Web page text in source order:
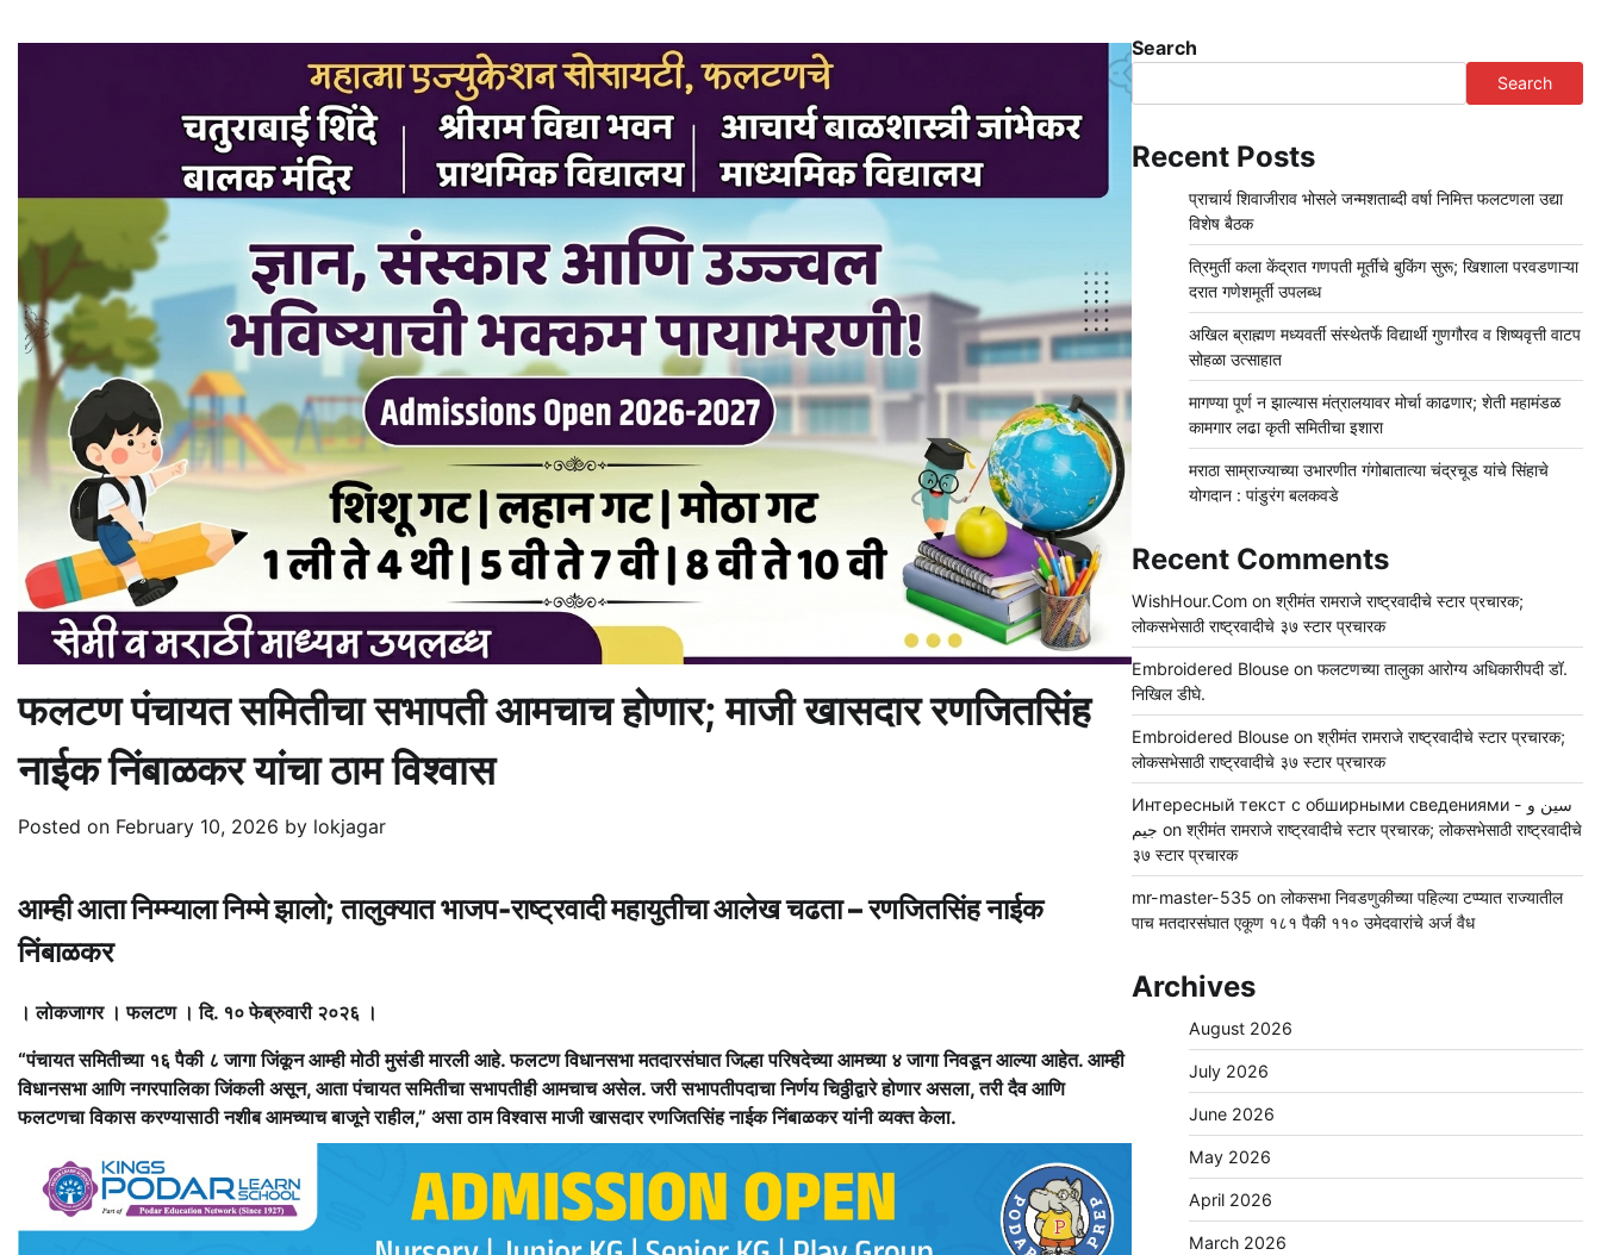
फलटण पंचायत समितीचा सभापती आमचाच होणार; माजी खासदार रणजितसिंह
नाईक निंबाळकर यांचा ठाम विश्वास
Posted on February 10, 2026 by lokjagar
आम्ही आता निम्म्याला निम्मे झालो; तालुक्यात भाजप-राष्ट्रवादी महायुतीचा आलेख चढता – रणजितसिंह नाईक
निंबाळकर
। लोकजागर । फलटण । दि. १० फेब्रुवारी २०२६ ।
“पंचायत समितीच्या १६ पैकी ८ जागा जिंकून आम्ही मोठी मुसंडी मारली आहे. फलटण विधानसभा मतदारसंघात जिल्हा परिषदेच्या आमच्या ४ जागा निवडून आल्या आहेत. आम्ही
विधानसभा आणि नगरपालिका जिंकली असून, आता पंचायत समितीचा सभापतीही आमचाच असेल. जरी सभापतीपदाचा निर्णय चिठ्ठीद्वारे होणार असला, तरी दैव आणि
फलटणचा विकास करण्यासाठी नशीब आमच्याच बाजूने राहील,” असा ठाम विश्वास माजी खासदार रणजितसिंह नाईक निंबाळकर यांनी व्यक्त केला.
Search
Search
Recent Posts
प्राचार्य शिवाजीराव भोसले जन्मशताब्दी वर्षा निमित्त फलटणला उद्या
विशेष बैठक
त्रिमुर्ती कला केंद्रात गणपती मूर्तींचे बुकिंग सुरू; खिशाला परवडणाऱ्या
दरात गणेशमूर्ती उपलब्ध
अखिल ब्राह्मण मध्यवर्ती संस्थेतर्फे विद्यार्थी गुणगौरव व शिष्यवृत्ती वाटप
सोहळा उत्साहात
मागण्या पूर्ण न झाल्यास मंत्रालयावर मोर्चा काढणार; शेती महामंडळ
कामगार लढा कृती समितीचा इशारा
मराठा साम्राज्याच्या उभारणीत गंगोबातात्या चंद्रचूड यांचे सिंहाचे
योगदान : पांडुरंग बलकवडे
Recent Comments
WishHour.Comon श्रीमंत रामराजे राष्ट्रवादीचे स्टार प्रचारक;
लोकसभेसाठी राष्ट्रवादीचे ३७ स्टार प्रचारक
Embroidered Blouseon फलटणच्या तालुका आरोग्य अधिकारीपदी डॉ.
निखिल डीघे.
Embroidered Blouseon श्रीमंत रामराजे राष्ट्रवादीचे स्टार प्रचारक;
लोकसभेसाठी राष्ट्रवादीचे ३७ स्टार प्रचारक
Интересный текст с обширными сведениями - سين و
جيم on श्रीमंत रामराजे राष्ट्रवादीचे स्टार प्रचारक; लोकसभेसाठी राष्ट्रवादीचे
३७ स्टार प्रचारक
mr-master-535 on लोकसभा निवडणुकीच्या पहिल्या टप्प्यात राज्यातील
पाच मतदारसंघात एकूण १८१ पैकी ११० उमेदवारांचे अर्ज वैध
Archives
August 2026
July 2026
June 2026
May 2026
April 2026
March 2026